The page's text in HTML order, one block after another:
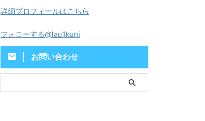
詳細プロフィールはこちら
フォローする@lau1kuni
お問い合わせ